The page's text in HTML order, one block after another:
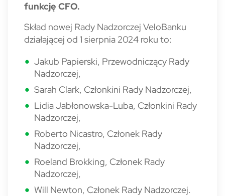
funkcję CFO.
Skład nowej Rady Nadzorczej VeloBanku
działającej od 1 sierpnia 2024 roku to:
Jakub Papierski, Przewodniczący Rady
Nadzorczej,
Sarah Clark, Członkini Rady Nadzorczej,
Lidia Jabłonowska-Luba, Członkini Rady
Nadzorczej,
Roberto Nicastro, Członek Rady
Nadzorczej,
Roeland Brokking, Członek Rady
Nadzorczej,
Will Newton, Członek Rady Nadzorczej.